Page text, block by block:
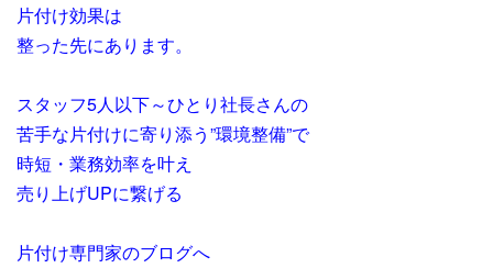
片付け効果は
整った先にあります。
スタッフ5人以下～ひとり社長さんの
苦手な片付けに寄り添う”環境整備”で
時短・業務効率を叶え
売り上げUPに繋げる
片付け専門家のブログへ